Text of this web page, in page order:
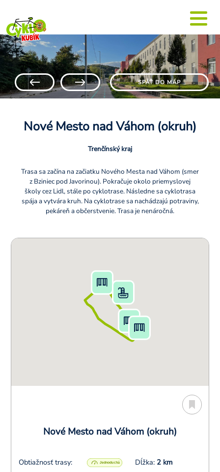
SPÄŤ DO MÁP
Nové Mesto nad Váhom (okruh)
Trenčínský kraj
Trasa sa začína na začiatku Nového Mesta nad Váhom (smer
z Bziniec pod Javorinou). Pokračuje okolo priemyslovej
školy cez Lidl, stále po cyklotrase. Následne sa cyklotrasa
spája a vytvára kruh. Na cyklotrase sa nachádzajú potraviny,
pekáreň a občerstvenie. Trasa je nenáročná.
Nové Mesto nad Váhom (okruh)
Obtiažnosť trasy: Dĺžka: 2 km